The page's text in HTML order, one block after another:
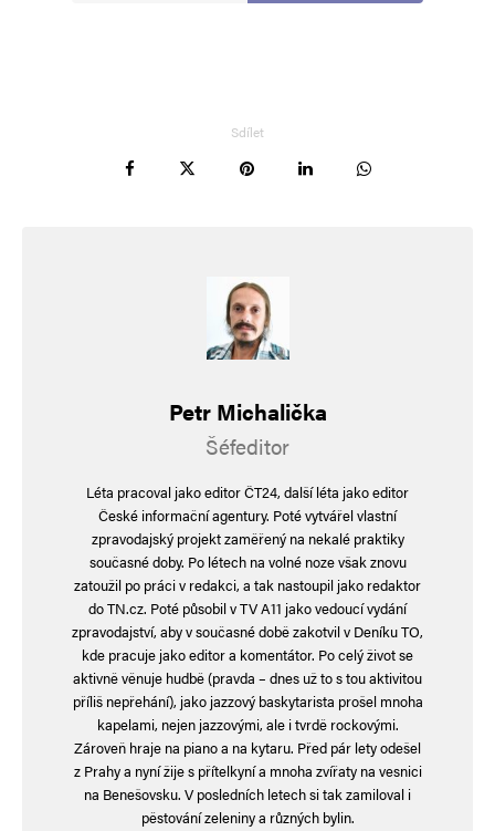
Sdílet
Petr Michalička
Šéfeditor
Léta pracoval jako editor ČT24, další léta jako editor
České informační agentury. Poté vytvářel vlastní
zpravodajský projekt zaměřený na nekalé praktiky
současné doby. Po létech na volné noze však znovu
zatoužil po práci v redakci, a tak nastoupil jako redaktor
do TN.cz. Poté působil v TV A11 jako vedoucí vydání
zpravodajství, aby v současné době zakotvil v Deníku TO,
kde pracuje jako editor a komentátor. Po celý život se
aktivně věnuje hudbě (pravda – dnes už to s tou aktivitou
příliš nepřehání), jako jazzový baskytarista prošel mnoha
kapelami, nejen jazzovými, ale i tvrdě rockovými.
Zároveň hraje na piano a na kytaru. Před pár lety odešel
z Prahy a nyní žije s přítelkyní a mnoha zvířaty na vesnici
na Benešovsku. V posledních letech si tak zamiloval i
pěstování zeleniny a různých bylin.